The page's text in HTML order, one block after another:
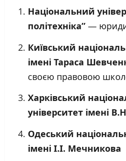
Національний
політехніка” —
Київський
імені Тараса
своєю правовою
Харківський
університет імені
Одеський
імені І.І. Мечникова